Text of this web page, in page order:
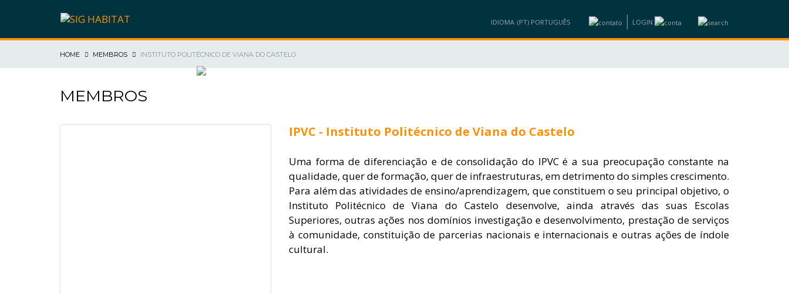
IDIOMA LOGIN
HOME MEMBROS INSTITUTO POLITÉCNICO DE VIANA DO CASTELO
MEMBROS
IPVC - Instituto Politécnico de Viana do Castelo
Uma forma de diferenciação e de consolidação do IPVC é a sua preocupação constante na
qualidade, quer de formação, quer de infraestruturas, em detrimento do simples crescimento.
Para além das atividades de ensino/aprendizagem, que constituem o seu principal objetivo, o
Instituto Politécnico de Viana do Castelo desenvolve, ainda através das suas Escolas
Superiores, outras ações nos domínios investigação e desenvolvimento, prestação de serviços
à comunidade, constituição de parcerias nacionais e internacionais e outras ações de índole
cultural.